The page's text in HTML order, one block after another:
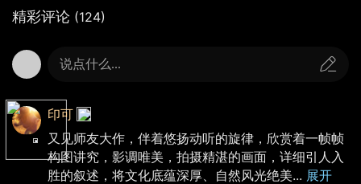
站在木桥上回望托斯卡拉公园与城堡
欧特堡与木桥相连的陆地城堡，建于古老的中世
纪。
精彩评论 (124)
说点什么...
印可
又见师友大作，伴着悠扬动听的旋律，欣赏着一帧帧
构图讲究，影调唯美，拍摄精湛的画面，详细引人入
胜的叙述，将文化底蕴深厚、自然风光绝美... 展开